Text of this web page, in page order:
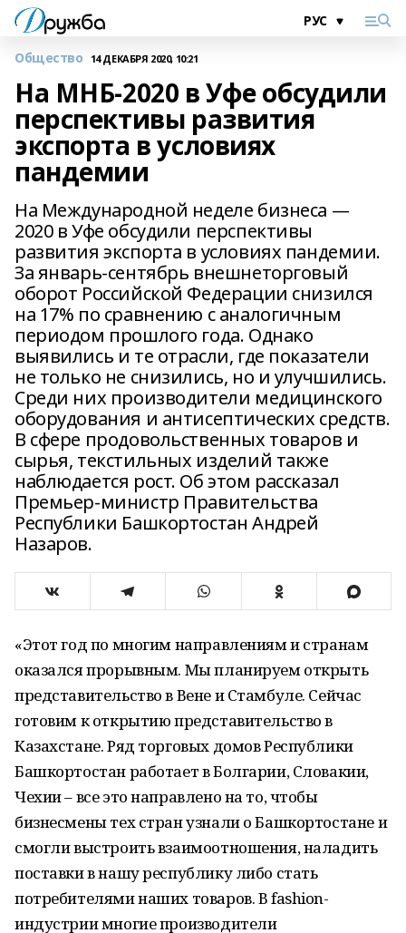
Общество 14 ДЕКАБРЯ 2020, 10:21
На МНБ-2020 в Уфе обсудили
перспективы развития
экспорта в условиях
пандемии
На Международной неделе бизнеса —
2020 в Уфе обсудили перспективы
развития экспорта в условиях пандемии.
За январь-сентябрь внешнеторговый
оборот Российской Федерации снизился
на 17% по сравнению с аналогичным
периодом прошлого года. Однако
выявились и те отрасли, где показатели
не только не снизились, но и улучшились.
Среди них производители медицинского
оборудования и антисептических средств.
В сфере продовольственных товаров и
сырья, текстильных изделий также
наблюдается рост. Об этом рассказал
Премьер-министр Правительства
Республики Башкортостан Андрей
Назаров.
«Этот год по многим направлениям и странам
оказался прорывным. Мы планируем открыть
представительство в Вене и Стамбуле. Сейчас
готовим к открытию представительство в
Казахстане. Ряд торговых домов Республики
Башкортостан работает в Болгарии, Словакии,
Чехии – все это направлено на то, чтобы
бизнесмены тех стран узнали о Башкортостане и
смогли выстроить взаимоотношения, наладить
поставки в нашу республику либо стать
потребителями наших товаров. В fashion-
индустрии многие производители